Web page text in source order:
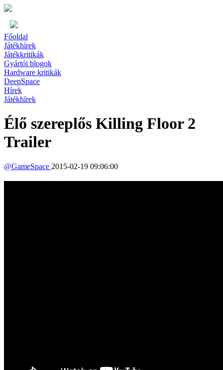
Főoldal
Játékhírek
Játékkritikák
Gyártói blogok
Hardware kritikák
DeepSpace
Hírek
Játékhírek
Élő szereplős Killing Floor 2
Trailer
@GameSpace 2015-02-19 09:06:00